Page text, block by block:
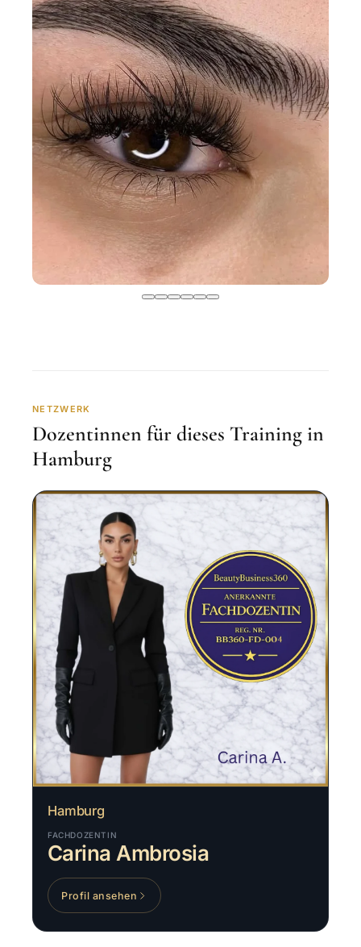
NETZWERK
Dozentinnen für dieses Training in
Hamburg
Hamburg
FACHDOZENTIN
Carina Ambrosia
Profil ansehen